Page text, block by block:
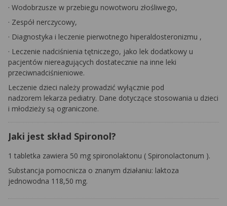
· Wodobrzusze w przebiegu nowotworu złośliwego,
· Zespół nerczycowy,
· Diagnostyka i leczenie pierwotnego hiperaldosteronizmu ,
· Leczenie nadciśnienia tętniczego, jako lek dodatkowy u
pacjentów niereagujących dostatecznie na inne leki
przeciwnadciśnieniowe.
Leczenie dzieci należy prowadzić wyłącznie pod
nadzorem lekarza pediatry. Dane dotyczące stosowania u dzieci
i młodzieży są ograniczone.
Jaki jest skład Spironol?
1 tabletka zawiera 50 mg spironolaktonu ( Spironolactonum ).
Substancja pomocnicza o znanym działaniu: laktoza
jednowodna 118,50 mg.